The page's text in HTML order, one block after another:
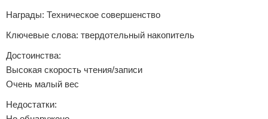
Награды: Техническое совершенство
Ключевые слова: твердотельный накопитель
Достоинства:
Высокая скорость чтения/записи
Очень малый вес
Недостатки: